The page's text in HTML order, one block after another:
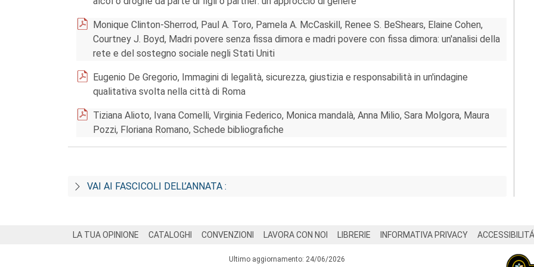
Monique Clinton-Sherrod, Paul A. Toro, Pamela A. McCaskill, Renee S. BeShears, Elaine Cohen,
Courtney J. Boyd, Madri povere senza fissa dimora e madri povere con fissa dimora: un'analisi della
rete e del sostegno sociale negli Stati Uniti
Eugenio De Gregorio, Immagini di legalità, sicurezza, giustizia e responsabilità in un'indagine
qualitativa svolta nella città di Roma
Tiziana Alioto, Ivana Comelli, Virginia Federico, Monica mandalà, Anna Milio, Sara Molgora, Maura
Pozzi, Floriana Romano, Schede bibliografiche
VAI AI FASCICOLI DELL’ANNATA :
LA TUA OPINIONE CATALOGHI CONVENZIONI LAVORA CON NOI LIBRERIE INFORMATIVA PRIVACY ACCESSIBILITÁ
Ultimo aggiornamento: 24/06/2026